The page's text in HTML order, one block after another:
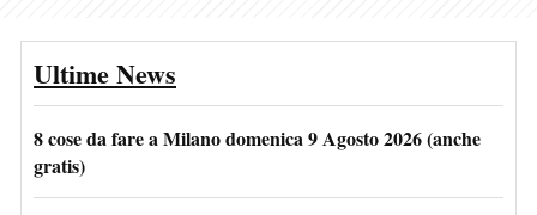
Ultime News
8 cose da fare a Milano domenica 9 Agosto 2026 (anche
gratis)